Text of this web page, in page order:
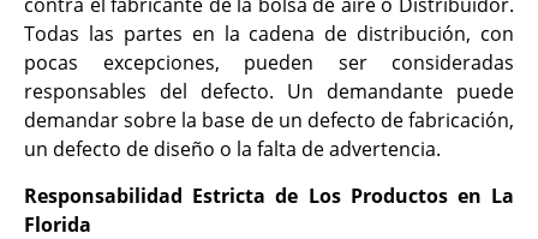
Todas las partes en la cadena de distribución, con
pocas excepciones, pueden ser consideradas
responsables del defecto. Un demandante puede
demandar sobre la base de un defecto de fabricación,
un defecto de diseño o la falta de advertencia.
Responsabilidad Estricta de Los Productos en La
Florida